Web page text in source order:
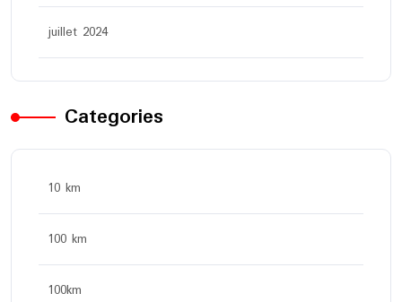
juillet 2024
Categories
10 km
100 km
100km